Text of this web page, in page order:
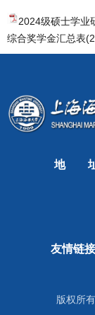
2024级硕士学业
综合奖学金汇总表
地
友情链接
版权所